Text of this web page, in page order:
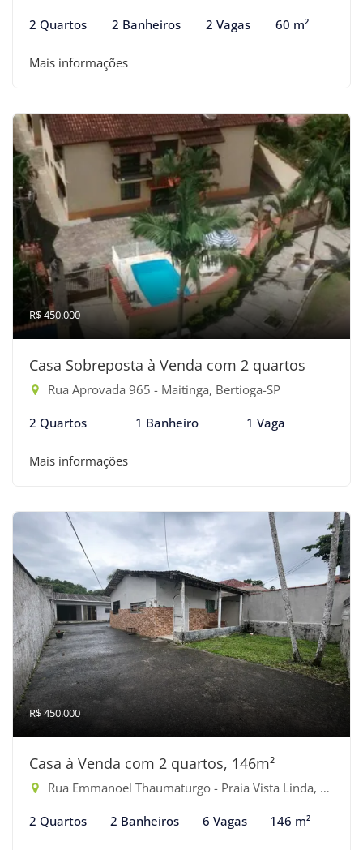
2 Quartos 2 Banheiros 2 Vagas 60 m²
Mais informações
R$ 450.000
Casa Sobreposta à Venda com 2 quartos
Rua Aprovada 965 - Maitinga, Bertioga-SP
2 Quartos 1 Banheiro 1 Vaga
Mais informações
R$ 450.000
Casa à Venda com 2 quartos, 146m²
Rua Emmanoel Thaumaturgo - Praia Vista Linda, Bertioga-SP
2 Quartos 2 Banheiros 6 Vagas 146 m²